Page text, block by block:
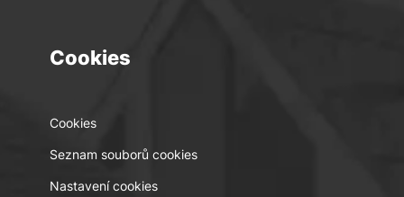
Cookies
Cookies
Seznam souborů cookies
Nastavení cookies